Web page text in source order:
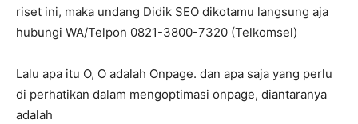
riset ini, maka undang Didik SEO dikotamu langsung aja
hubungi WA/Telpon 0821-3800-7320 (Telkomsel)
Lalu apa itu O, O adalah Onpage. dan apa saja yang perlu
di perhatikan dalam mengoptimasi onpage, diantaranya
adalah